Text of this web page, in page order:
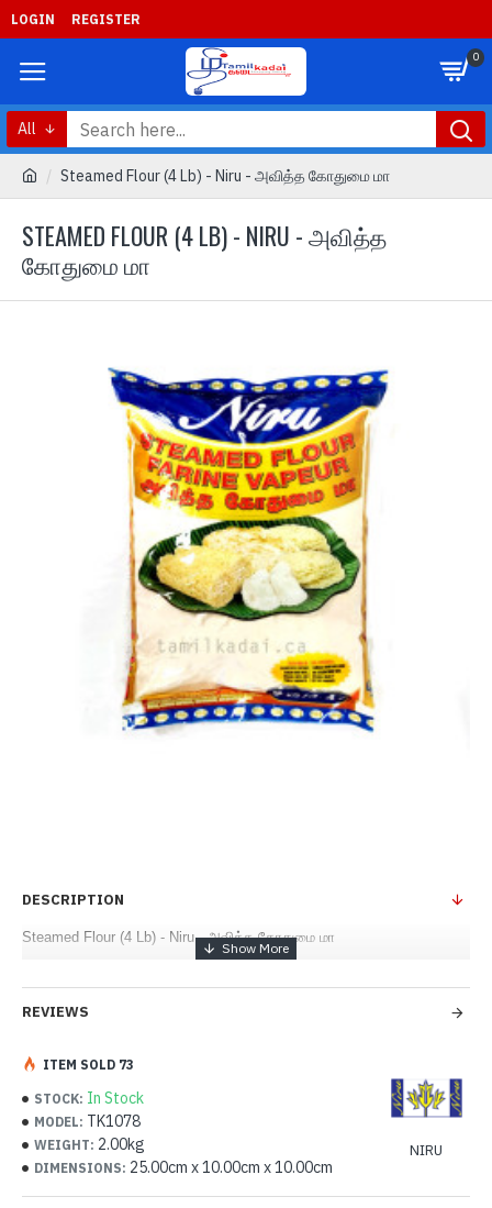
LOGIN REGISTER
0
All
Steamed Flour (4 Lb) - Niru - அவித்த கோதுமை மா
STEAMED FLOUR (4 LB) - NIRU - அவித்த
கோதுமை மா
DESCRIPTION
Steamed Flour (4 Lb) - Niru - அவித்த கோதுமை மா
REVIEWS
STOCK: In Stock
MODEL: TK1078
WEIGHT: 2.00kg
DIMENSIONS: 25.00cm x 10.00cm x 10.00cm
NIRU
ITEM SOLD 73